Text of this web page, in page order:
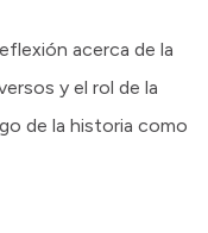
acerca de la
y el rol de la
de la historia como